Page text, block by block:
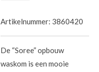
Artikelnummer: 3860420
De “Soree” opbouw
waskom is een mooie